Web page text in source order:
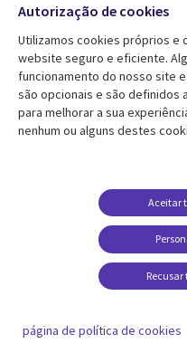
Media Center
Library
PORTUGAL
Social
Media
PORTUGAL
Autorização de cookies
Utilizamos cookies próprios e
website seguro e eficiente.
funcionamento do nosso site
são opcionais e são definidos
para melhorar a sua
nenhum ou alguns destes
Aceitar
Recusar
página de política de cookies